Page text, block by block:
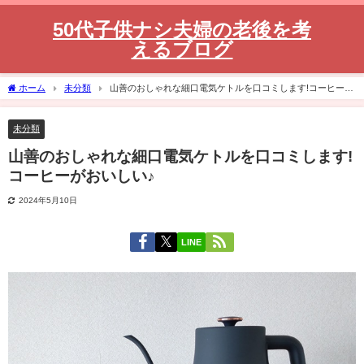
50代子供ナシ夫婦の老後を考
えるブログ
ホーム 未分類
山善のおしゃれな細口電気ケトルを口コミします!コーヒーが
おいしい♪
未分類
山善のおしゃれな細口電気ケトルを口コミします!
コーヒーがおいしい♪
2024年5月10日
LINE